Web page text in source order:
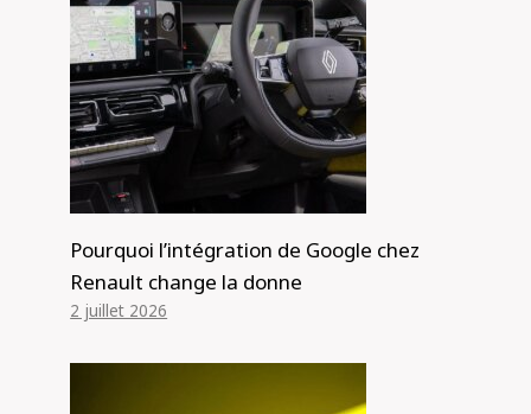
Pourquoi l’intégration de Google chez
Renault change la donne
2 juillet 2026